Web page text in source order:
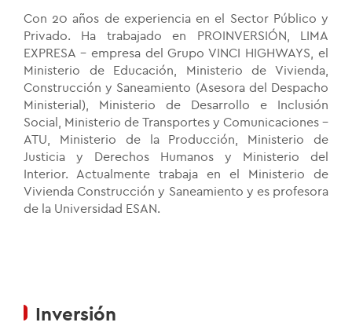
Con 20 años de experiencia en el Sector Público y
Privado. Ha trabajado en PROINVERSIÓN, LIMA
EXPRESA - empresa del Grupo VINCI HIGHWAYS, el
Ministerio de Educación, Ministerio de Vivienda,
Construcción y Saneamiento (Asesora del Despacho
Ministerial), Ministerio de Desarrollo e Inclusión
Social, Ministerio de Transportes y Comunicaciones –
ATU, Ministerio de la Producción, Ministerio de
Justicia y Derechos Humanos y Ministerio del
Interior. Actualmente trabaja en el Ministerio de
Vivienda Construcción y Saneamiento y es profesora
de la Universidad ESAN.
Inversión